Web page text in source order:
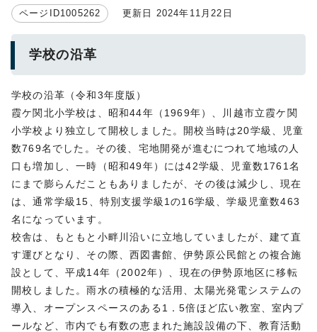
ページID1005262 更新日 2024年11月22日
学校の沿革
学校の沿革（令和3年度版）
霞ケ関北小学校は、昭和44年（1969年）、川越市立霞ケ関
小学校より独立して開校しました。開校当時は20学級、児童
数769名でした。その後、宅地開発が進むにつれて地域の人
口も増加し、一時（昭和49年）には42学級、児童数1761名
にまで膨らんだこともありましたが、その後は減少し、現在
は、通常学級15、特別支援学級1の16学級、学級児童数463
名になっています。
校舎は、もともと小畔川沿いに立地していましたが、建て直
す運びとなり、その際、西図書館、伊勢原公民館との複合施
設として、平成14年（2002年）、現在の伊勢原地区に移転
開校しました。雨水の積極的な活用、太陽光発電システムの
導入、オープンスペースのある1．5倍ほど広い教室、室内プ
ールなど、市内でも有数の恵まれた施設設備の下、教育活動